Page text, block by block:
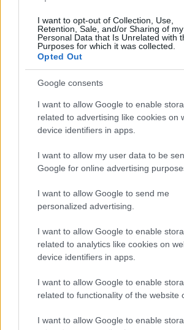
I want to opt-out of Collection, Use,
Retention, Sale, and/or Sharing of my
Personal Data that Is Unrelated with
Purposes for which it was collected.
Opted Out
Google consents
I want to allow Google to enable
related to advertising like cookies on
device identifiers in apps.
I want to allow my user data to be
Google for online advertising
I want to allow Google to send me
personalized advertising.
I want to allow Google to enable
related to analytics like cookies on
device identifiers in apps.
I want to allow Google to enable
related to functionality of the website
I want to allow Google to enable
arcbőrre a ránctalanításra vagy a
A TÖKÉLETES HAJÁPOLÓ
MINDEN FÉRFI HAJTÍPUSRA
RekaLukacs•2026. július 23.
Biztosak vagyunk benne, hogy már